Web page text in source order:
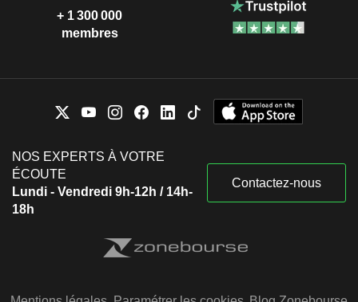
+ 1 300 000
membres
NOS EXPERTS À VOTRE
ÉCOUTE
Lundi - Vendredi 9h-12h / 14h-
18h
Contactez-nous